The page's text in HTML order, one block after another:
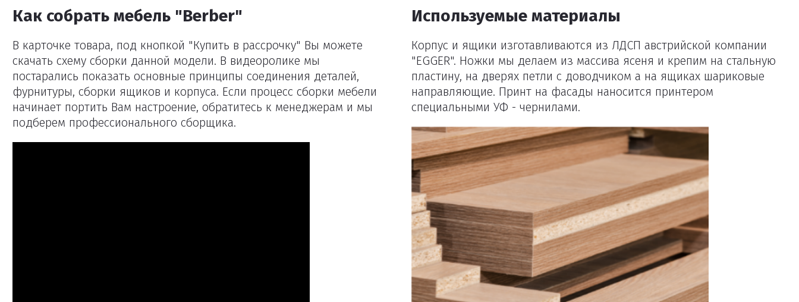
Как собрать мебель "Berber"
В карточке товара, под кнопкой "Купить в рассрочку" Вы можете
скачать схему сборки данной модели. В видеоролике мы
постарались показать основные принципы соединения деталей,
фурнитуры, сборки ящиков и корпуса. Если процесс сборки мебели
начинает портить Вам настроение, обратитесь к менеджерам и мы
подберем профессионального сборщика.
Используемые материалы
Корпус и ящики изготавливаются из ЛДСП австрийской компании
"EGGER". Ножки мы делаем из массива ясеня и крепим на стальную
пластину, на дверях петли с доводчиком а на ящиках шариковые
направляющие. Принт на фасады наносится принтером
специальными УФ - чернилами.